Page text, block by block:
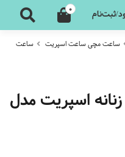
ثبت‌نام 0
ساعت مچی ساعت اسپریت
ساعت
اسپریت مدل